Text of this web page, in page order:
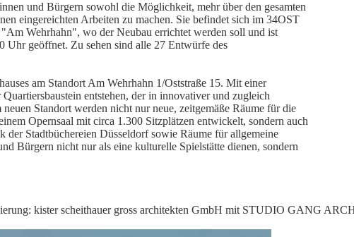
und Bürgern sowohl die Möglichkeit, mehr über den gesamten
eingereichten Arbeiten zu machen. Sie befindet sich im 34OST
Wehrhahn", wo der Neubau errichtet werden soll und ist
Uhr geöffnet. Zu sehen sind alle 27 Entwürfe des
am Standort Am Wehrhahn 1/Oststraße 15. Mit einer
entstehen, der in innovativer und zugleich
Standort werden nicht nur neue, zeitgemäße Räume für die
Opernsaal mit circa 1.300 Sitzplätzen entwickelt, sondern auch
Stadtbüchereien Düsseldorf sowie Räume für allgemeine
Bürgern nicht nur als eine kulturelle Spielstätte dienen, sondern
kister scheithauer gross architekten GmbH mit STUDIO GANG